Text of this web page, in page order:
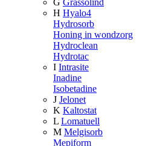
G Grassolind
H Hyalo4
Hydrosorb
Honing in wondzorg
Hydroclean
Hydrotac
I Intrasite
Inadine
Isobetadine
J Jelonet
K Kaltostat
L Lomatuell
M Melgisorb
Mepiform